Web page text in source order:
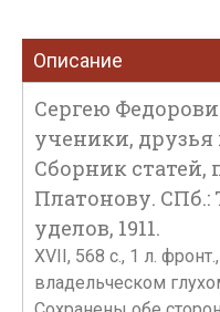
Описание
Сергею
ученики, друзья
Сборник
Платонову. СПб.:
уделов, 1911.
XVII, 568 с., 1 л.
владельческом